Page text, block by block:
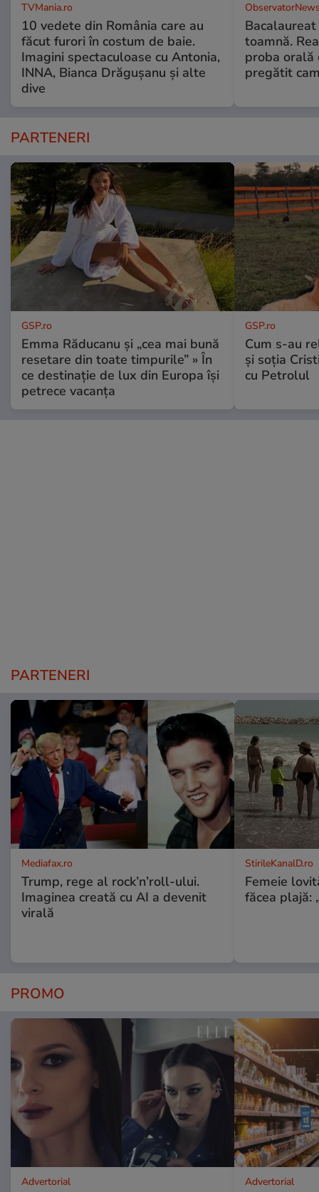
TVMania.ro
10 vedete din România care au
făcut furori în costum de baie.
Imagini spectaculoase cu Antonia,
INNA, Bianca Drăgușanu și alte
dive
toamnă.
proba orală
pregătit
PARTENERI
GSP.ro
Emma Răducanu și „cea mai bună
resetare din toate timpurile” » În
ce destinație de lux din Europa își
petrece vacanța
GSP.ro
Cum s-au
și soția
cu Petrolul
PARTENERI
Mediafax.ro
Trump, rege al rock’n’roll-ului.
Imaginea creată cu AI a devenit
virală
StirileKanalD.ro
Femeie
făcea plajă:
PROMO
Advertorial Advertorial